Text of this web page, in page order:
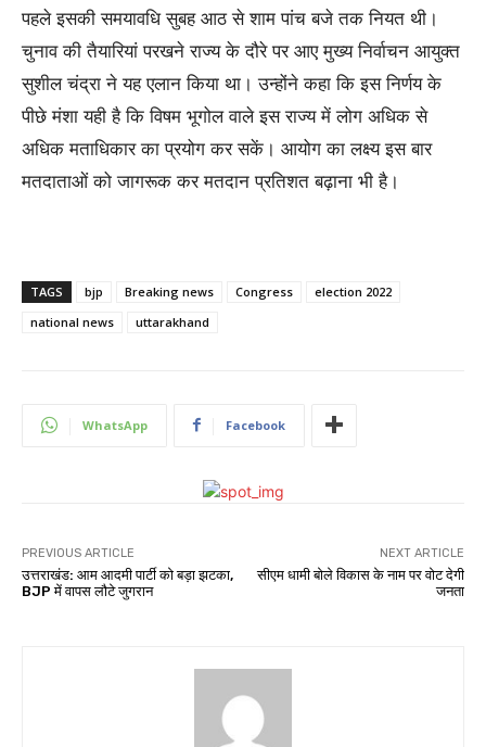
पहले इसकी समयावधि सुबह आठ से शाम पांच बजे तक नियत थी।
चुनाव की तैयारियां परखने राज्य के दौरे पर आए मुख्य निर्वाचन आयुक्त
सुशील चंद्रा ने यह एलान किया था। उन्होंने कहा कि इस निर्णय के
पीछे मंशा यही है कि विषम भूगोल वाले इस राज्य में लोग अधिक से
अधिक मताधिकार का प्रयोग कर सकें। आयोग का लक्ष्य इस बार
मतदाताओं को जागरूक कर मतदान प्रतिशत बढ़ाना भी है।
TAGS bjp Breaking news Congress
election 2022
national news
uttarakhand
WhatsApp Facebook
PREVIOUS ARTICLE
उत्तराखंड: आम आदमी पार्टी को बड़ा झटका,
BJP में वापस लौटे जुगरान
NEXT ARTICLE
सीएम धामी बोले विकास के नाम पर वोट देगी
जनता